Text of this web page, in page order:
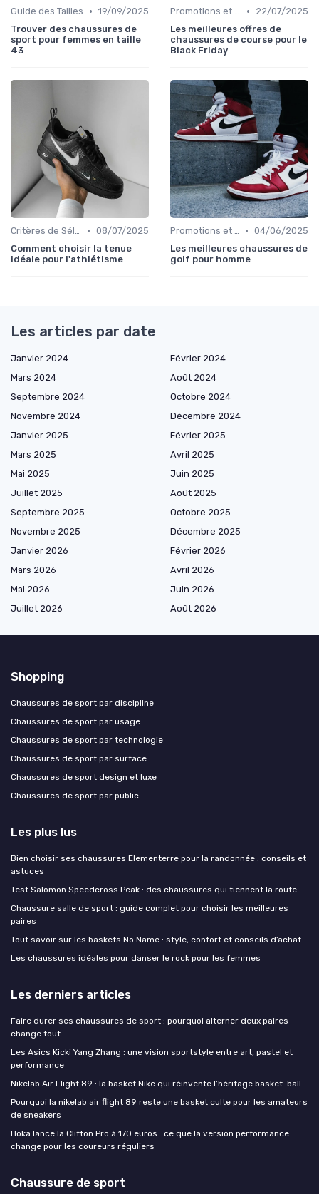
Guide des Tailles • 19/09/2025
Trouver des chaussures de
sport pour femmes en taille
43
Promotions et Offres •
22/07/2025
Les meilleures offres de
chaussures de course pour le
Black Friday
Critères de Sélection • 08/07/2025
Comment choisir la tenue
idéale pour l'athlétisme
Promotions et Offres • 04/06/2025
Les meilleures chaussures de
golf pour homme
Les articles par date
Janvier 2024
Février 2024
Mars 2024
Août 2024
Septembre 2024
Octobre 2024
Novembre 2024
Décembre 2024
Janvier 2025
Février 2025
Mars 2025
Avril 2025
Mai 2025
Juin 2025
Juillet 2025
Août 2025
Septembre 2025
Octobre 2025
Novembre 2025
Décembre 2025
Janvier 2026
Février 2026
Mars 2026
Avril 2026
Mai 2026
Juin 2026
Juillet 2026
Août 2026
Shopping
Chaussures de sport par discipline
Chaussures de sport par usage
Chaussures de sport par technologie
Chaussures de sport par surface
Chaussures de sport design et luxe
Chaussures de sport par public
Les plus lus
Bien choisir ses chaussures Elementerre pour la randonnée : conseils et
astuces
Test Salomon Speedcross Peak : des chaussures qui tiennent la route
Chaussure salle de sport : guide complet pour choisir les meilleures
paires
Tout savoir sur les baskets No Name : style, confort et conseils d’achat
Les chaussures idéales pour danser le rock pour les femmes
Les derniers articles
Faire durer ses chaussures de sport : pourquoi alterner deux paires
change tout
Les Asics Kicki Yang Zhang : une vision sportstyle entre art, pastel et
performance
Nikelab Air Flight 89 : la basket Nike qui réinvente l’héritage basket-ball
Pourquoi la nikelab air flight 89 reste une basket culte pour les amateurs
de sneakers
Hoka lance la Clifton Pro à 170 euros : ce que la version performance
change pour les coureurs réguliers
Chaussure de sport